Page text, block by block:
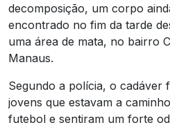
decomposição, um corpo
encontrado no fim da tarde
uma área de mata, no bairro
Manaus.
Segundo a polícia, o cadáver
jovens que estavam a
futebol e sentiram um forte